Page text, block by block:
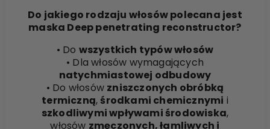
Do jakiego rodzaju włosów polecana jest
maska Deep penetrating reconstructor?
• Do wszystkich typów włosów
• Dla włosów wymagających
natychmiastowej odbudowy
• Do włosów zniszczonych obróbką
termiczną,środkami chemicznymi i
szkodliwymi wpływami środowiska,
włosów zmęczonych, łamliwych i